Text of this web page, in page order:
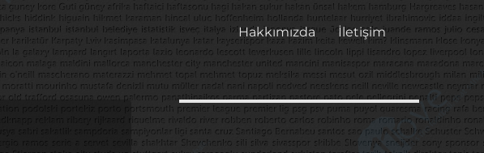
Hakkımızda İletişim